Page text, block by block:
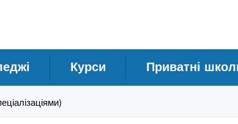
Курси Приватні